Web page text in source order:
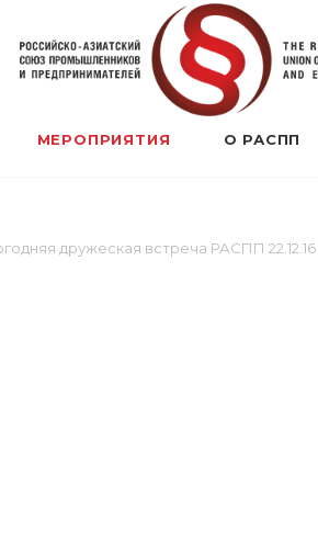
МЕРОПРИЯТИЯ О РАСПП
дружеская встреча РАСПП 22.12.16